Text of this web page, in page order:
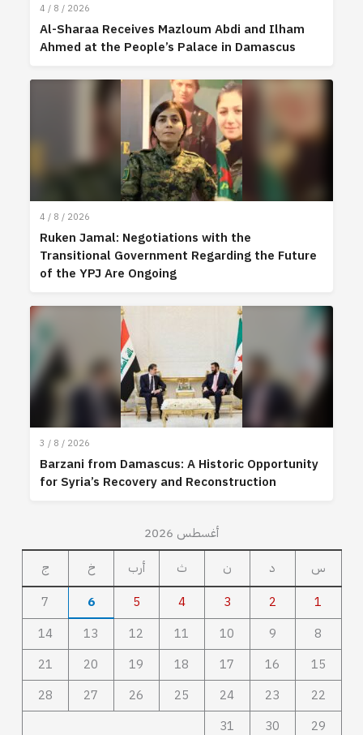
4 / 8 / 2026
Al-Sharaa Receives Mazloum Abdi and Ilham
Ahmed at the People’s Palace in Damascus
4 / 8 / 2026
Ruken Jamal: Negotiations with the
Transitional Government Regarding the Future
of the YPJ Are Ongoing
3 / 8 / 2026
Barzani from Damascus: A Historic Opportunity
for Syria’s Recovery and Reconstruction
أغسطس 2026
س
د ن ث أرب خ
ج
1
2
3
4
5
6
7
8
9
10
11
12
13
14
15
16
17
18
19
20
21
22
23
24
25
26
27
28
29
30
31